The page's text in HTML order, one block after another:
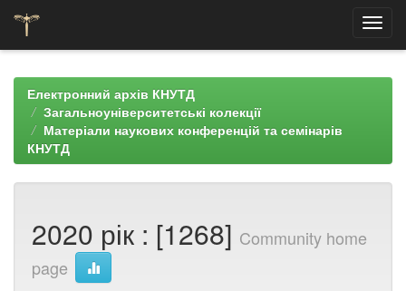
navigationЕлектронний архів КНУТД
Загальноуніверситетські колекції
Матеріали наукових конференцій та семінарів
КНУТД
2020 рік : [1268] Community home
page